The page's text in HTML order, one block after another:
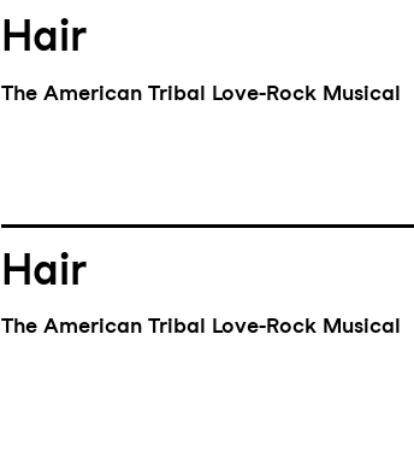
Hair
The American Tribal Love-Rock Musical
Hair
The American Tribal Love-Rock Musical